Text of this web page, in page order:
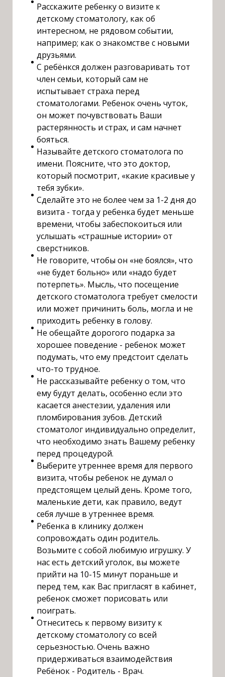
Расскажите ребенку о визите к
детскому стоматологу, как об
интересном, не рядовом событии,
например; как о знакомстве с новыми
друзьями.
С ребёнкся должен разговаривать тот
член семьи, который сам не
испытывает страха перед
стоматологами. Ребенок очень чуток,
он может почувствовать Ваши
растерянность и страх, и сам начнет
бояться.
Называйте детского стоматолога по
имени. Поясните, что это доктор,
который посмотрит, «какие красивые у
тебя зубки».
Сделайте это не более чем за 1-2 дня до
визита - тогда у ребенка будет меньше
времени, чтобы забеспокоиться или
услышать «страшные истории» от
сверстников.
Не говорите, чтобы он «не боялся», что
«не будет больно» или «надо будет
потерпеть». Мысль, что посещение
детского стоматолога требует смелости
или может причинить боль, могла и не
приходить ребенку в голову.
Не обещайте дорогого подарка за
хорошее поведение - ребенок может
подумать, что ему предстоит сделать
что-то трудное.
Не рассказывайте ребенку о том, что
ему будут делать, особенно если это
касается анестезии, удаления или
пломбирования зубов. Детский
стоматолог индивидуально определит,
что необходимо знать Вашему ребенку
перед процедурой.
Выберите утреннее время для первого
визита, чтобы ребенок не думал о
предстоящем целый день. Кроме того,
маленькие дети, как правило, ведут
себя лучше в утреннее время.
Ребенка в клинику должен
сопровождать один родитель.
Возьмите с собой любимую игрушку. У
нас есть детский уголок, вы можете
прийти на 10-15 минут пораньше и
перед тем, как Вас пригласят в кабинет,
ребенок сможет порисовать или
поиграть.
Отнеситесь к первому визиту к
детскому стоматологу со всей
серьезностью. Очень важно
придерживаться взаимодействия
Ребёнок - Родитель - Врач.